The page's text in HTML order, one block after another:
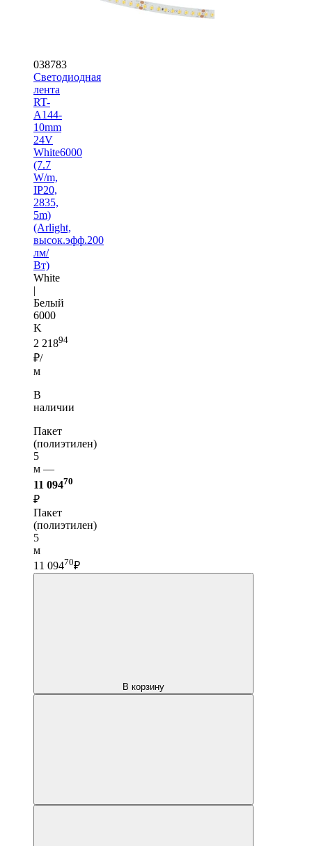
038783
Светодиодная
лента
RT-
A144-
10mm
24V
White6000
(7.7
W/m,
IP20,
2835,
5m)
(Arlight,
высок.эфф.200
лм/
Вт)
White
|
Белый
6000
K
2 21894
₽/
м
В
наличии
Пакет
(полиэтилен)
5
м —
11 09470
₽
Пакет
(полиэтилен)
5
м
11 09470₽
В корзину